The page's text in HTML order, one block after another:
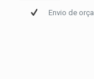
Envio de